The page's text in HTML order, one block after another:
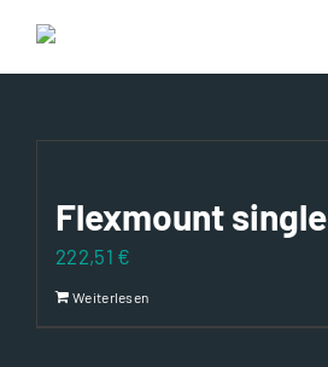
Inhalt
Flexmount single
222,51 €
Weiterlesen